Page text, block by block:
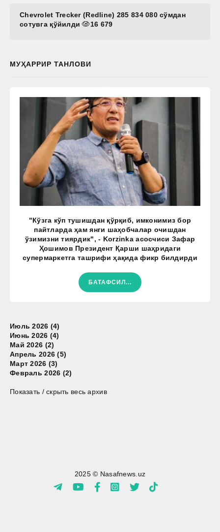
Chevrolet Trecker (Redline) 285 834 080 сўмдан
сотувга қўйилди
16 679
МУҲАРРИР ТАНЛОВИ
"Кўзга кўп тушишдан қўрқиб, имконимиз бор
пайтларда ҳам янги шаҳобчалар очишдан
ўзимизни тиярдик", - Korzinka асосчиси Зафар
Ҳошимов Президент Қарши шаҳридаги
супермаркетга ташрифи ҳақида фикр билдирди
БАТАФСИЛ...
Июль 2026 (4)
Июнь 2026 (4)
Май 2026 (2)
Апрель 2026 (5)
Март 2026 (3)
Февраль 2026 (2)
Показать / скрыть весь архив
2025 © Nasafnews.uz